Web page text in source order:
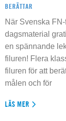
BERÄTTAR
När Svenska
dagsmaterial
en spännande
filuren! Flera
filuren för att
målen och för
LÄS MER